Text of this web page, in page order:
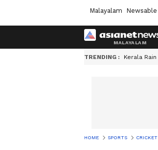
Malayalam Newsable
TRENDING : Kerala Rain
HOME SPORTS CRICKET